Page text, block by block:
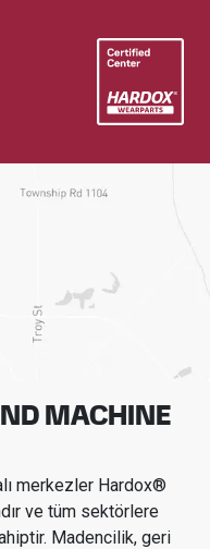
MACHINE
merkezler Hardox®
ve tüm sektörlere
Madencilik, geri